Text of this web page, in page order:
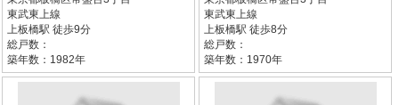
東武東上線
上板橋駅 徒歩9分
総戸数：
築年数：1982年
東武東上線
上板橋駅 徒歩8分
総戸数：
築年数：1970年